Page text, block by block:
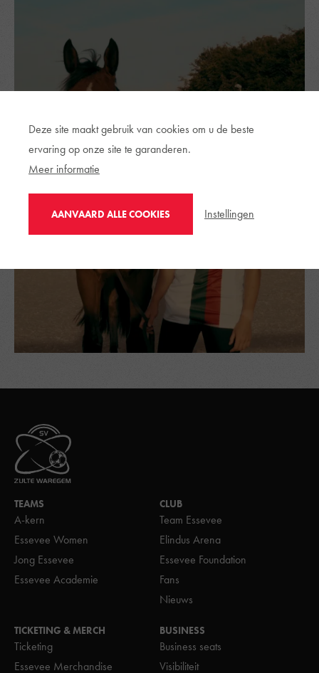
TEAMS
A-kern
Essevee Women
Jong Essevee
Essevee Academie
CLUB
Team Essevee
Elindus Arena
Essevee Foundation
Fans
Nieuws
TICKETING & MERCH
Ticketing
Essevee Merchandise
BUSINESS
Business seats
Visibiliteit
Deze site maakt gebruik van cookies om u de beste
ervaring op onze site te garanderen.
Meer informatie
AANVAARD ALLE COOKIES Instellingen